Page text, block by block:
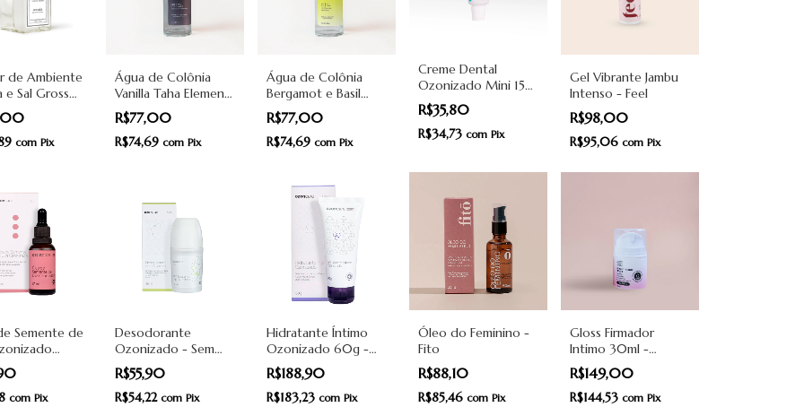
de Ambiente
e Sal Grosso
Essencial
com Pix
Água de Colônia
Vanilla Taha Elements
15ml - Essencial
Organics
R$77,00
R$74,69 com Pix
Água de Colônia
Bergamot e Basil
15ml - Essencial
Organics
R$77,00
R$74,69 com Pix
Creme Dental
Ozonizado Mini 15g
- Ozoncare
R$35,80
R$34,73 com Pix
Gel Vibrante Jambu
Intenso - Feel
R$98,00
R$95,06 com Pix
Semente de
com Pix
Desodorante
Ozonizado - Sem
Alumínio - 50ml -
Ozoncare
R$55,90
R$54,22 com Pix
Hidratante Íntimo
Ozonizado 60g -
Ozoncare
R$188,90
R$183,23 com Pix
Óleo do Feminino -
Fito
R$88,10
R$85,46 com Pix
Gloss Firmador
Intimo 30ml -
Avozon
R$149,00
R$144,53 com Pix